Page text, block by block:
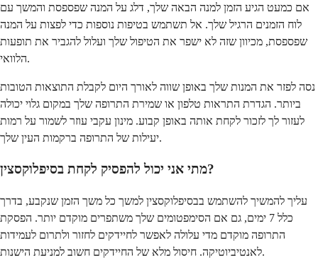
אם כמעט הגיע הזמן למנה הבאה שלך, דלג על המנה שפספסת והמשך עם
לוח הזמנים הרגיל שלך. אל תשתמש בטיפות נוספות כדי לפצות על המנה
שפספסת, מכיוון שזה לא ישפר את הטיפול שלך ועלול להגביר את תופעות
הלוואי.
נסה לפזר את המנות שלך באופן שווה לאורך היום לקבלת התוצאות הטובות
ביותר. הגדרת התראות טלפון או שמירת התרופה שלך במקום גלוי יכולה
לעזור לך לזכור לקחת אותה באופן קבוע. מינון עקבי עוזר לשמור על רמות
יעילות של התרופה ברקמות העין שלך.
מתי אני יכול להפסיק לקחת בסיפלוקסצין?
עליך להמשיך להשתמש בבסיפלוקסצין למשך כל משך הזמן שנקבע, בדרך
כלל 7 ימים, גם אם הסימפטומים שלך משתפרים מוקדם יותר. הפסקת
התרופה מוקדם מדי עלולה לאפשר לחיידקים לחזור ולתרום לעמידות
לאנטיביוטיקה. חיסול מלא של החיידקים חשוב למניעת הישנות.